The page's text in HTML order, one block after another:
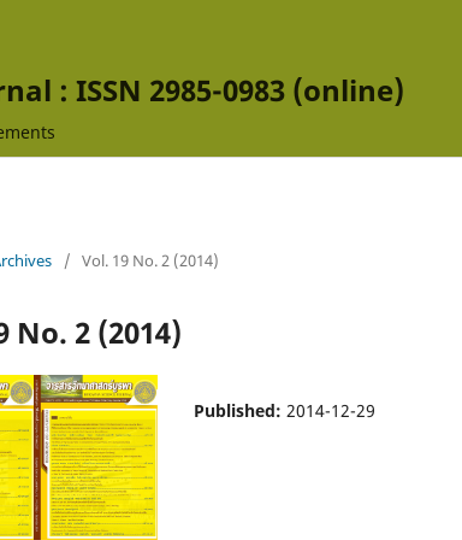
: ISSN 2985-0983 (online)
/ Vol. 19 No. 2 (2014)
No. 2 (2014)
Published: 2014-12-29